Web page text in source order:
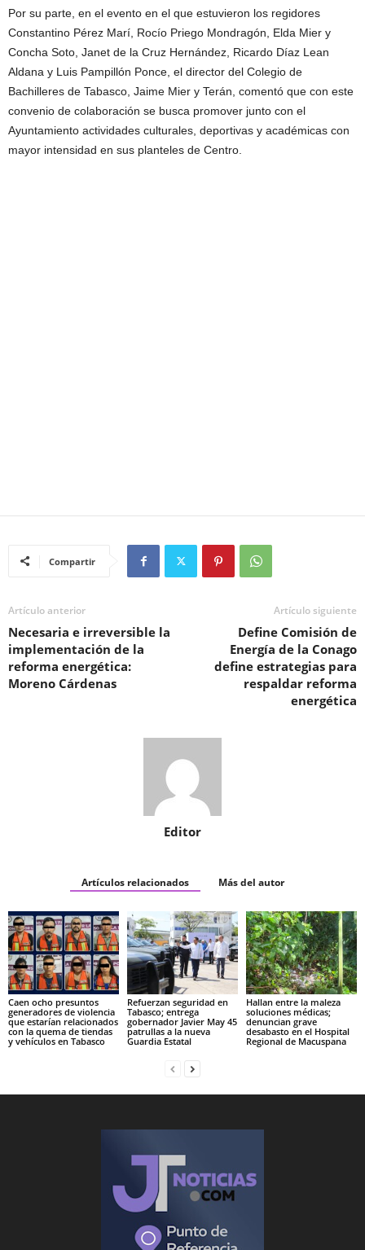
Por su parte, en el evento en el que estuvieron los regidores
Constantino Pérez Marí, Rocío Priego Mondragón, Elda Mier y
Concha Soto, Janet de la Cruz Hernández, Ricardo Díaz Lean
Aldana y Luis Pampillón Ponce, el director del Colegio de
Bachilleres de Tabasco, Jaime Mier y Terán, comentó que con este
convenio de colaboración se busca promover junto con el
Ayuntamiento actividades culturales, deportivas y académicas con
mayor intensidad en sus planteles de Centro.
Compartir
Artículo anterior
Necesaria e irreversible la
implementación de la
reforma energética:
Moreno Cárdenas
Artículo siguiente
Define Comisión de
Energía de la Conago
define estrategias para
respaldar reforma
energética
Editor
Artículos relacionados Más del autor
Caen ocho presuntos
generadores de violencia
que estarían relacionados
con la quema de tiendas
y vehículos en Tabasco
Refuerzan seguridad en
Tabasco; entrega
gobernador Javier May 45
patrullas a la nueva
Guardia Estatal
Hallan entre la maleza
soluciones médicas;
denuncian grave
desabasto en el Hospital
Regional de Macuspana